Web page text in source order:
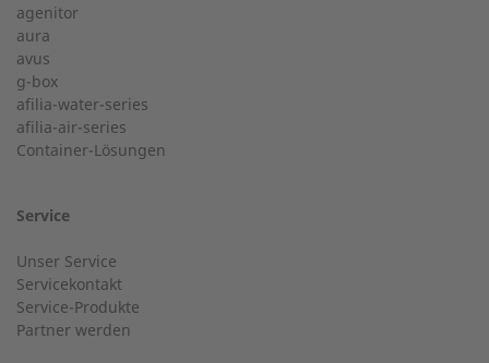
Postleitzahl
Nachname
Ort
Service Hotline für eine Installation ab 50 kW.
24-h-Service bis 50 kW
Service Hotline für eine Installation bis 50 kW (g-box 20
und g-box 50).
+49 (0) 2568 9347-2707
agenitor
aura
avus
g-box
afilia-water-series
afilia-air-series
Container-Lösungen
Service
Unser Service
Servicekontakt
Service-Produkte
Partner werden